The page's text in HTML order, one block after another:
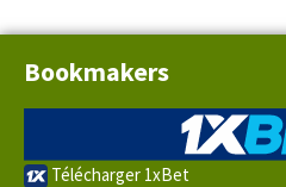
Bookmakers
Télécharger 1xBet